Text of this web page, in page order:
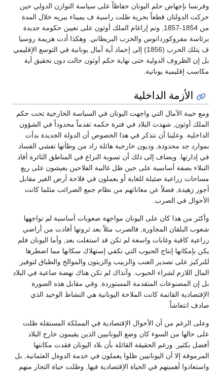
وفرنسا بإجهاض حلم اليونان حفاظاً على سياسة التوازن الدولي حين
حركت الدولتان قطعاً بحرية ظلت راسية ف يميناء بيريه خلال المدة
من 1854-1857, وتم إراغام الملك أوثون على تعيين حكومة جديدة
برئاسة مفروكورداتوس والحزب البريطاني. وهكذا أدت هزيمة روسيا
ف يتلك الحرب (1856) إلى إخماد أية آمال يونانية في التوسع الإقليمي
بل إن الظروف الدولية حتى نهاية حكم أوثون حالت دون تحقيق أية
مكاسب إقليمية يونانية.
الأزمة الداخلية
ومع خيبة الآمال التي واجهت اليونان في السياسة الخارجية تحت حكم
الملك أوثون, شهدت البلاد في فترة حكمه تقدماً محدوداً في الشؤون
الداخلية. وعلينا أن نتذكر في هذا الخصوص أن الدولة الجديدة بدأت
بموارد جد محدودة, وديون خارجية هائلة زاد من وطأتها تفشي الفساد
في إدارتها. ويضاف إلى ذلك أن تسوية النزاع في المناطق الثائرة أفاد
النبلاء بصفة أساسية على حين ظل غالبية الفلاحين يعيشون على ريع
مساحات زراعية ضئيلة للغاية أو يعملون في فلاحة أرض الغير مقابل
أجور زهيدة, فضلاً عن معاناتهم من نظام جمع الضرائب مثلما كانت
الأحوال في الصرب.
وأكثر من هذا كان على اليونان مواجهة صعوبات أساسية لم تواجهها
شعوب البلقان المجاورة, فالصرب مثلاً بعد ثروتها أفادت من أراضي
زراعية كافية وغابات واسعة لم تكن قد استغلت بعد, وأما اليونان فلم
يكن بإمكانها إنتاج الحبوب التي تكفي إستهلاك سكانها مما اضطرها
للتركيز على تصدير العنب والزبيب والزيتون والموالح والطباق لتوفير
المال اللازم لشراء الحبوب. وآنذاك لم تكن هناك نهضة صاعية في البلاد
بل إن المصنوعات المتقدمة المستوردة. وفي مقابل هذه الصورة
الإقتصادية القاتمة كانت الملاحة اليونانية هي النشاط الوحيد الذي
صادف انتعاشاً.
وعلى الرغم من أن الأحوال الإقتصادية في المملكة المستقلة ظلت
على حالها من السوء كان وضع اليونانيين الذين يقيمون خارج البلاد
أفضل بكثير. ورغم الحقيقة القائلة بأن بلاد اليونان فقدت مكانتها
المرموقة إلا أن اليونانيين ظلوا يعملون في خدمة الدوةل العثمانية, بل
واستعادوا أهميتهم في الحياة الإقتصادية فيها, وظلت حياة التجار منهم